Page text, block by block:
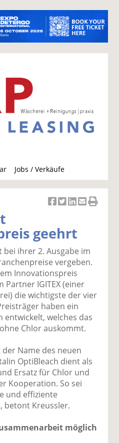
Jobs / Verkäufe
u
c
k
el
a
uf
F
ac
e
b
o
o
te
il
e
n
k
t
wi
tt
er
n
k
el
a
uf
Li
n
k
e
di
n
il
e
n
el
p
er
m
ai
l
v
er
n
d
e
n
D
ru
e
n
geehrt
bei ihrer 2. Ausgabe im
vergeben.
Innovationspreis
Partner IGITEX (einer
die wichtigste der vier
haben ein
entwickelt, welches das
Chlor auskommt.
der Name des neuen
OptiBleach dient als
Ersatz für Chlor und
Kooperation. So sei
und effiziente
betont Kreussler.
möglich